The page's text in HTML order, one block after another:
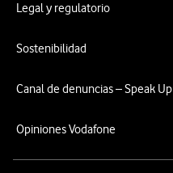
Legal y regulatorio
Sostenibilidad
Canal de denuncias – Speak Up
Opiniones Vodafone